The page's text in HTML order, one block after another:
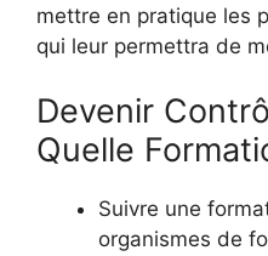
mettre en pratique les
qui leur permettra de
Devenir
Quelle
Suivre une
organismes de